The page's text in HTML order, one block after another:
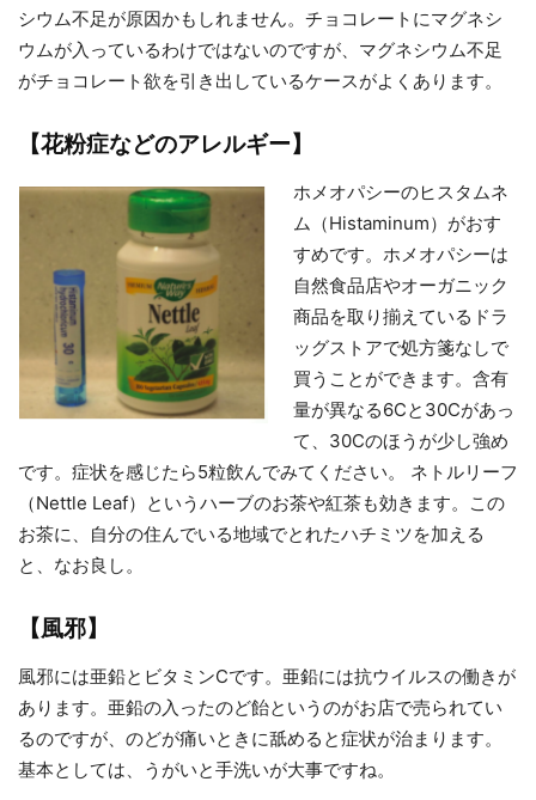
シウム不足が原因かもしれません。チョコレートにマグネシ
ウムが入っているわけではないのですが、マグネシウム不足
がチョコレート欲を引き出しているケースがよくあります。
【花粉症などのアレルギー】
ホメオパシーのヒスタムネ
ム（Histaminum）がおす
すめです。ホメオパシーは
自然食品店やオーガニック
商品を取り揃えているドラ
ッグストアで処方箋なしで
買うことができます。含有
量が異なる6Cと30Cがあっ
て、30Cのほうが少し強め
です。症状を感じたら5粒飲んでみてください。 ネトルリーフ
（Nettle Leaf）というハーブのお茶や紅茶も効きます。この
お茶に、自分の住んでいる地域でとれたハチミツを加える
と、なお良し。
【風邪】
風邪には亜鉛とビタミンCです。亜鉛には抗ウイルスの働きが
あります。亜鉛の入ったのど飴というのがお店で売られてい
るのですが、のどが痛いときに舐めると症状が治まります。
基本としては、うがいと手洗いが大事ですね。